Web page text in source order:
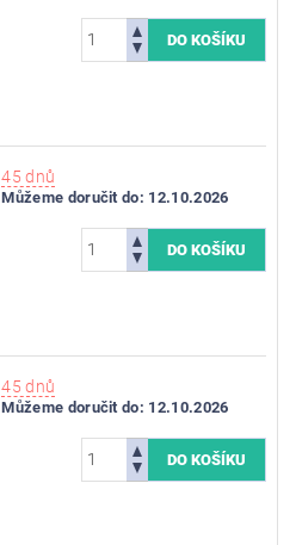
45 dnů
Můžeme doručit do: 12.10.2026
45 dnů
Můžeme doručit do: 12.10.2026